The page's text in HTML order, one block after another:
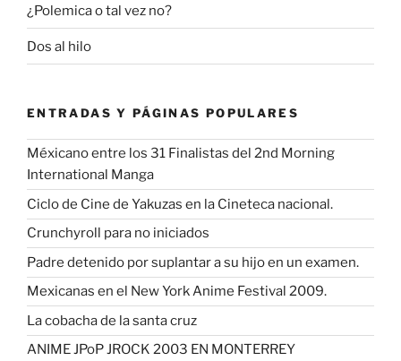
¿Polemica o tal vez no?
Dos al hilo
ENTRADAS Y PÁGINAS POPULARES
Méxicano entre los 31 Finalistas del 2nd Morning
International Manga
Ciclo de Cine de Yakuzas en la Cineteca nacional.
Crunchyroll para no iniciados
Padre detenido por suplantar a su hijo en un examen.
Mexicanas en el New York Anime Festival 2009.
La cobacha de la santa cruz
ANIME JPoP JROCK 2003 EN MONTERREY